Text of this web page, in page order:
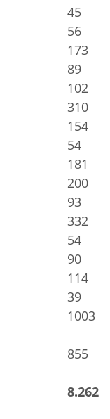
45
56
173
89
102
310
154
54
181
200
93
332
54
90
114
39
1003
855
8.262